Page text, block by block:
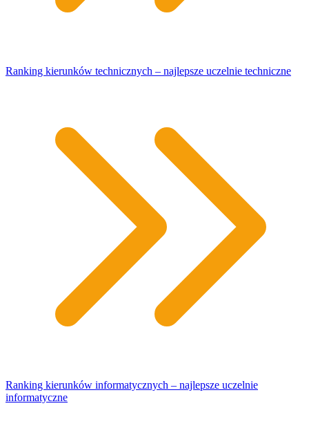
Ranking kierunków technicznych – najlepsze uczelnie techniczne
Ranking kierunków informatycznych – najlepsze uczelnie
informatyczne